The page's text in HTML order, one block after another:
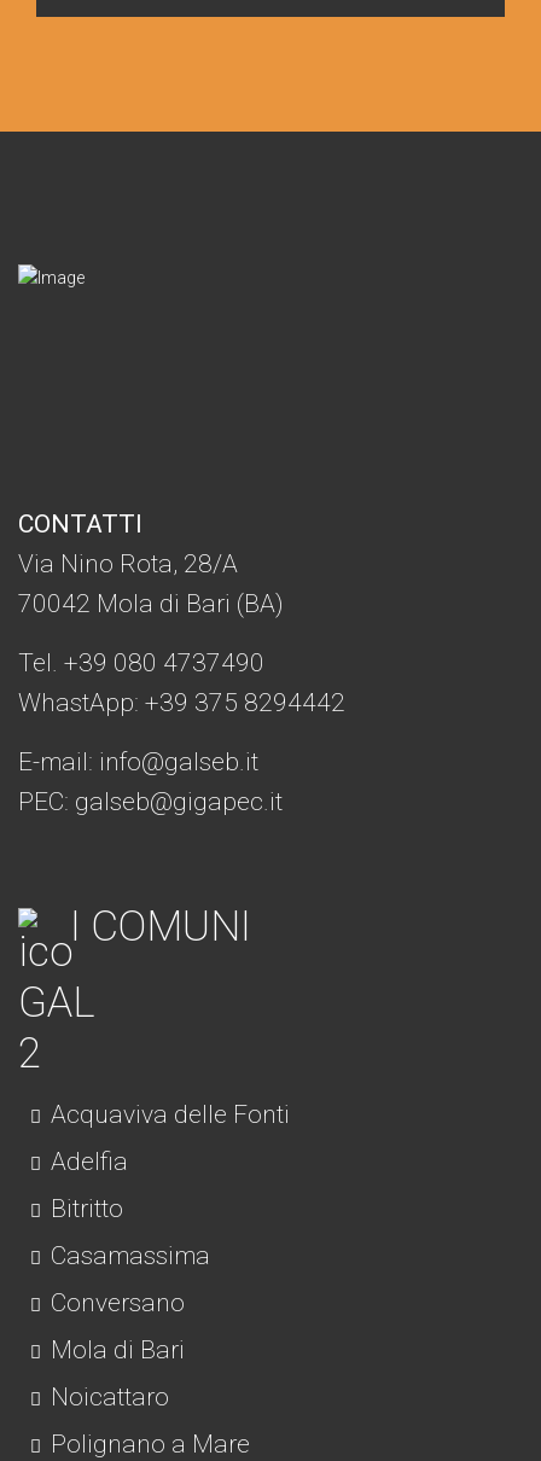
CONTATTI
Via Nino Rota, 28/A
70042 Mola di Bari (BA)
Tel. +39 080 4737490
WhastApp: +39 375 8294442
E-mail: info@galseb.it
PEC: galseb@gigapec.it
I COMUNI
Acquaviva delle Fonti
Adelfia
Bitritto
Casamassima
Conversano
Mola di Bari
Noicattaro
Polignano a Mare